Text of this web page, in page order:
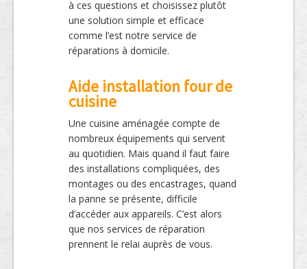
à ces questions et choisissez plutôt
une solution simple et efficace
comme l’est notre service de
réparations à domicile.
Aide installation four de
cuisine
Une cuisine aménagée compte de
nombreux équipements qui servent
au quotidien. Mais quand il faut faire
des installations compliquées, des
montages ou des encastrages, quand
la panne se présente, difficile
d’accéder aux appareils. C’est alors
que nos services de réparation
prennent le relai auprès de vous.